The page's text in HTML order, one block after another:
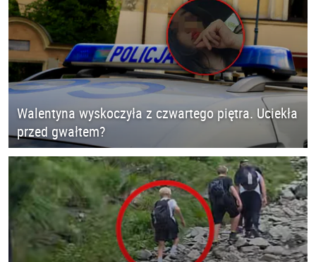
Walentyna wyskoczyła z czwartego piętra. Uciekła
przed gwałtem?